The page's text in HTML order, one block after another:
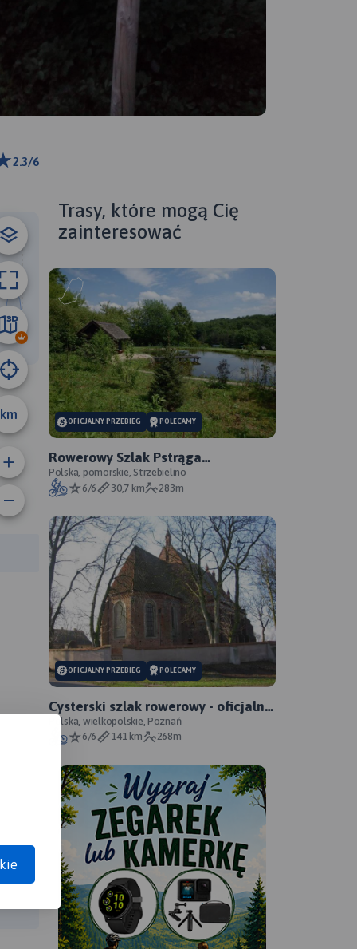
2.3/6
km
10 km
trasy:
Trasy, które mogą Cię
zainteresować
OFICJALNY PRZEBIEG POLECAMY
Rowerowy Szlak Pstrąga
Tęczowego - oficjalny przebieg
Polska, pomorskie, Strzebielino
6/6
30,7 km 283m
OFICJALNY PRZEBIEG POLECAMY
Cysterski szlak rowerowy - oficjalny
przebieg
Polska, wielkopolskie, Poznań
6/6
141 km 268m